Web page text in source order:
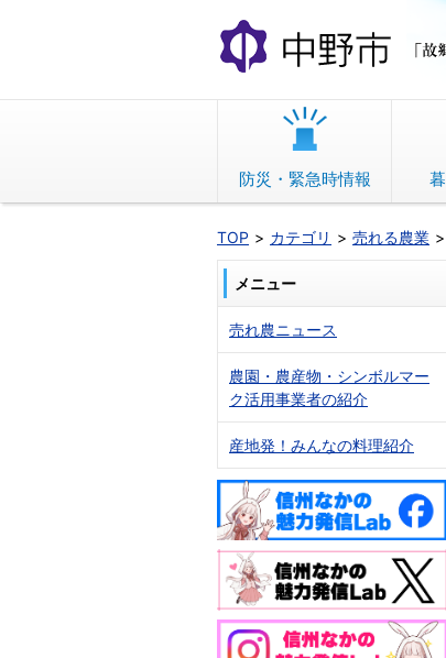
文
へ
動
防災・緊急時情報
TOP カテゴリ 売れる農業
メニュー
売れ農ニュース
農園・農産物・シンボルマー
ク活用事業者の紹介
産地発！みんなの料理紹介